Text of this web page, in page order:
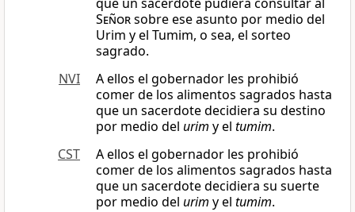
Señorsobre ese asunto por medio del
Urim y el Tumim, o sea, el sorteo
sagrado.
NVI
A ellos el gobernador les prohibió
comer de los alimentos sagrados hasta
que un sacerdote decidiera su destino
por medio del urim y el tumim.
CST
A ellos el gobernador les prohibió
comer de los alimentos sagrados hasta
que un sacerdote decidiera su suerte
por medio del urim y el tumim.